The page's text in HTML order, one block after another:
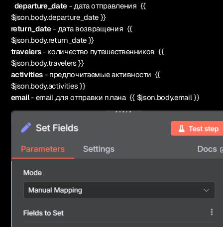
departure_date - дата отправления {{
$json.body.departure_date }}
return_date- дата возвращения {{
$json.body.return_date }}
travelers- количество путешественников {{
$json.body.travelers }}
activities - предпочитаемые активности {{
$json.body.activities }}
email- email для отправки плана {{ $json.body.email }}